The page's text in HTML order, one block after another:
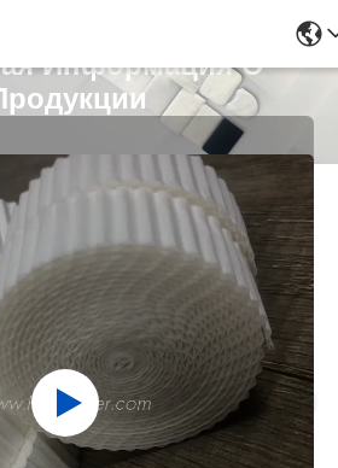
Информация О